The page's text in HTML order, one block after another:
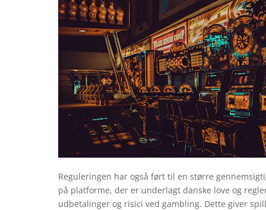
Reguleringen har også ført til en større
på platforme, der er underlagt danske love og
udbetalinger og risici ved gambling. Dette giver